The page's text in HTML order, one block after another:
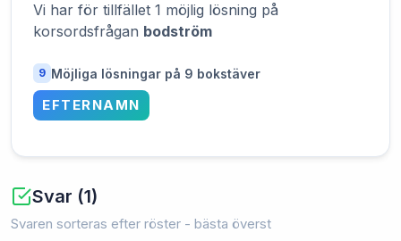
Vi har för tillfället 1 möjlig lösning på
korsordsfrågan bodström
9 Möjliga lösningar på 9 bokstäver
EFTERNAMN
Svar (1)
Svaren sorteras efter röster - bästa överst